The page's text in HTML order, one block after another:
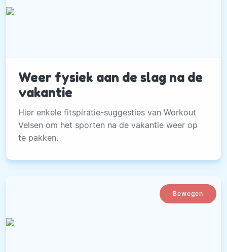
Weer fysiek aan de slag na de
vakantie
Hier enkele fitspiratie-suggesties van Workout
Velsen om het sporten na de vakantie weer op
te pakken.
Bewegen